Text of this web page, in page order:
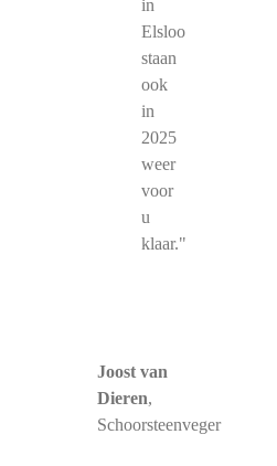
in
Elsloo
staan
ook
in
2025
weer
voor
u
klaar."
Joost van
Dieren,
Schoorsteenveger